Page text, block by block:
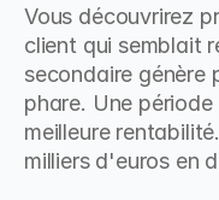
Vous découvrirez
client qui semblait
secondaire génère
phare. Une
meilleure
milliers d'euros en